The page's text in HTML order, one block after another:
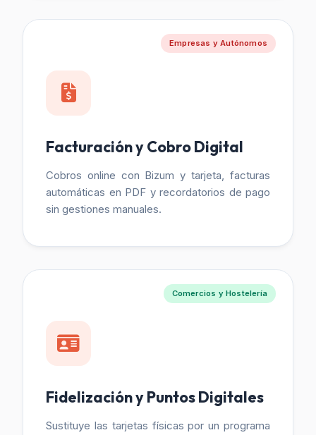
Empresas y Autónomos
Facturación y Cobro Digital
Cobros online con Bizum y tarjeta, facturas
automáticas en PDF y recordatorios de pago
sin gestiones manuales.
Comercios y Hostelería
Fidelización y Puntos Digitales
Sustituye las tarjetas físicas por un programa